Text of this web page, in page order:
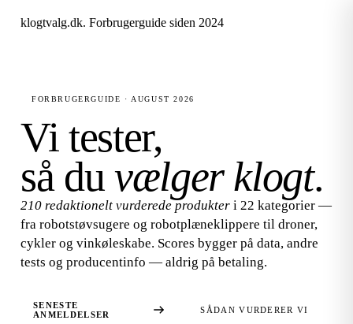
klogtvalg.dk. Forbrugerguide siden 2024
FORBRUGERGUIDE · AUGUST 2026
Vi tester,
så du vælger klogt.
210 redaktionelt vurderede produkter i 22 kategorier —
fra robotstøvsugere og robotplæneklippere til droner,
cykler og vinkøleskabe. Scores bygger på data, andre
tests og producentinfo — aldrig på betaling.
SENESTE
ANMELDELSER
SÅDAN VURDERER VI